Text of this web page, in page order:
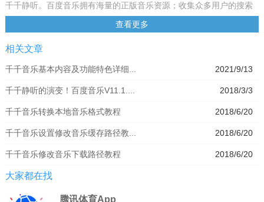
千千静听。百度音乐拥有海量的正版音乐资源；收集众多用户的搜索
行为和听歌习惯，推出比较为人性化的歌曲搜索功能，以“世界很复
杂，百度更懂你”的口号为宗旨。为广大用户提供比较为贴心的音乐服
务。
千千静听正式更名为百度音乐。2013年7月，百度音乐旗下PC客户
换传承了千千静听的优势、并增加了独家的智能音效匹配和智能音效
增强、MV功能、歌单推荐、皮肤更换等个性化音乐体验功能。
免费试听下载；比较权威的音乐榜单，比较新鲜的新歌速递，随时随
地进入精彩的音乐世界；超炫的智能语音搜歌功能，解放双手，让搜
百度诚邀您参与“百度音乐pc版产品评测”活动！
参与活动即有机会获得移动硬盘、百度书包、明星签名cd、百度砖等
查看更多
相关文章
2021/9/13
千千音乐基本内容及功能特色详细...
2018/3/3
千千静听的演变！百度音乐V11.1....
2018/6/20
千千音乐转换本地音乐格式教程
2018/6/20
千千音乐设置修改音乐缓存路径教...
2018/6/20
千千音乐修改音乐下载路径教程
大家都在找
腾讯体育App